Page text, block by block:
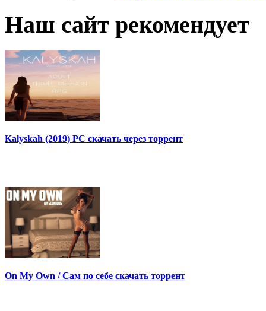
Наш сайт рекомендует
Kalyskah (2019) PC скачать через торрент
On My Own / Сам по себе скачать торрент